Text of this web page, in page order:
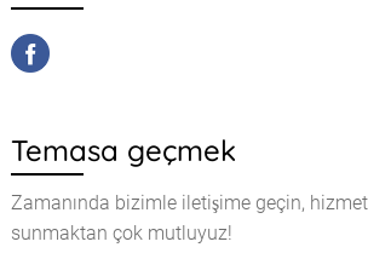
Temasa geçmek
Zamanında bizimle iletişime geçin,
sunmaktan çok mutluyuz!